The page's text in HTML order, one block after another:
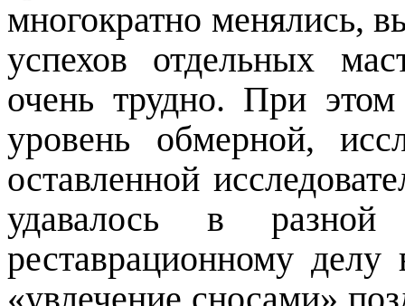
многократно менялись,
успехов отдельных
очень трудно. При
уровень обмерной,
оставленной
удавалось в
реставрационному